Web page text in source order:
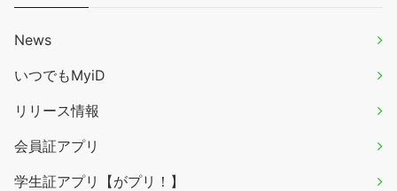
News
いつでもMyiD
リリース情報
会員証アプリ
学生証アプリ【がプリ！】